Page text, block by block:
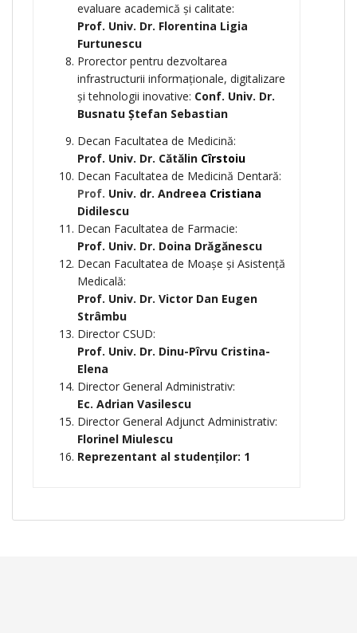
evaluare academică şi calitate:
Prof. Univ. Dr. Florentina Ligia
Furtunescu
Prorector pentru dezvoltarea
infrastructurii informaționale, digitalizare
și tehnologii inovative: Conf. Univ. Dr.
Busnatu Ștefan Sebastian
Decan Facultatea de Medicină:
Prof. Univ. Dr. Cătălin Cîrstoiu
Decan Facultatea de Medicină Dentară:
Prof. Univ. dr. Andreea Cristiana
Didilescu
Decan Facultatea de Farmacie:
Prof. Univ. Dr. Doina Drăgănescu
Decan Facultatea de Moașe și Asistență
Medicală:
Prof. Univ. Dr. Victor Dan Eugen
Strâmbu
Director CSUD:
Prof. Univ. Dr. Dinu-Pîrvu Cristina-
Elena
Director General Administrativ:
Ec. Adrian Vasilescu
Director General Adjunct Administrativ:
Florinel Miulescu
Reprezentant al studenților: 1